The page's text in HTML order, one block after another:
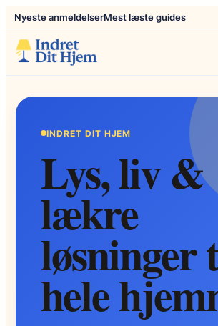
Nyeste anmeldelserMest læste guides
INDRET DIT HJEM
Lys, liv &
lækre
løsninger
hele